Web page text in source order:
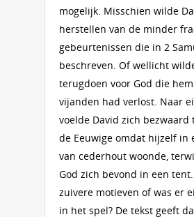
mogelijk. Misschien wilde
herstellen van de minder
gebeurtenissen die in 2
beschreven. Of wellicht
terugdoen voor God die
vijanden had verlost. Naar
voelde David zich bezwaard
de Eeuwige omdat hijzelf in
van cederhout woonde,
God zich bevond in een
zuivere motieven of was er
in het spel? De tekst geeft